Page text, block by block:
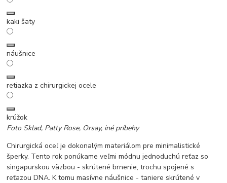
kaki šaty
náušnice
retiazka z chirurgickej ocele
krúžok
Foto Sklad, Patty Rose, Orsay, iné príbehy
Chirurgická oceľ je dokonalým materiálom pre minimalistické
šperky. Tento rok ponúkame veľmi módnu jednoduchú reťaz so
singapurskou väzbou - skrútené brnenie, trochu spojené s
reťazou DNA. K tomu masívne náušnice - taniere skrútené v